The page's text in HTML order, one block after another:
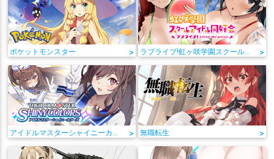
ポケットモンスター > ラブライブ!虹ヶ咲学園スクールアイドル同好会 >
> 無職転生 >